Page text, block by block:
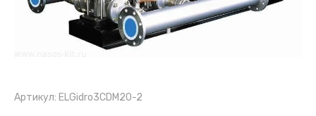
Артикул: ELGidro3CDM20-2